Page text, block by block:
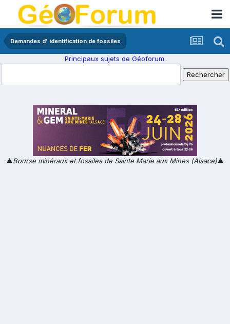
Demandes d' identification de fossiles
Principaux sujets de Géoforum.
▲Bourse minéraux et fossiles de Sainte Marie aux Mines (Alsace)▲